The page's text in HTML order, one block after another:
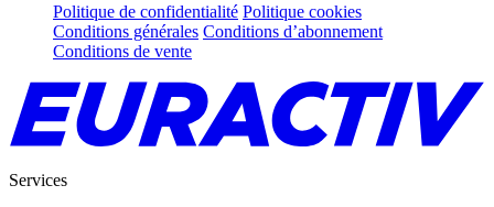
Politique de confidentialité Politique cookies
Conditions générales Conditions d’abonnement
Conditions de vente
Services